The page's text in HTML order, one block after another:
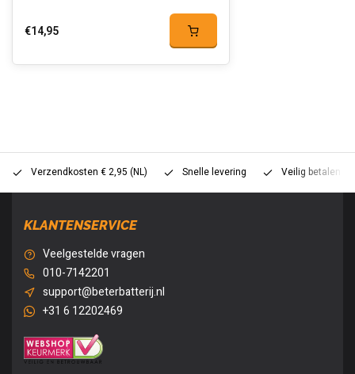
€14,95
Verzendkosten € 2,95 (NL) Snelle levering Veilig betalen
KLANTENSERVICE
Veelgestelde vragen
010-7142201
support@beterbatterij.nl
+31 6 12202469